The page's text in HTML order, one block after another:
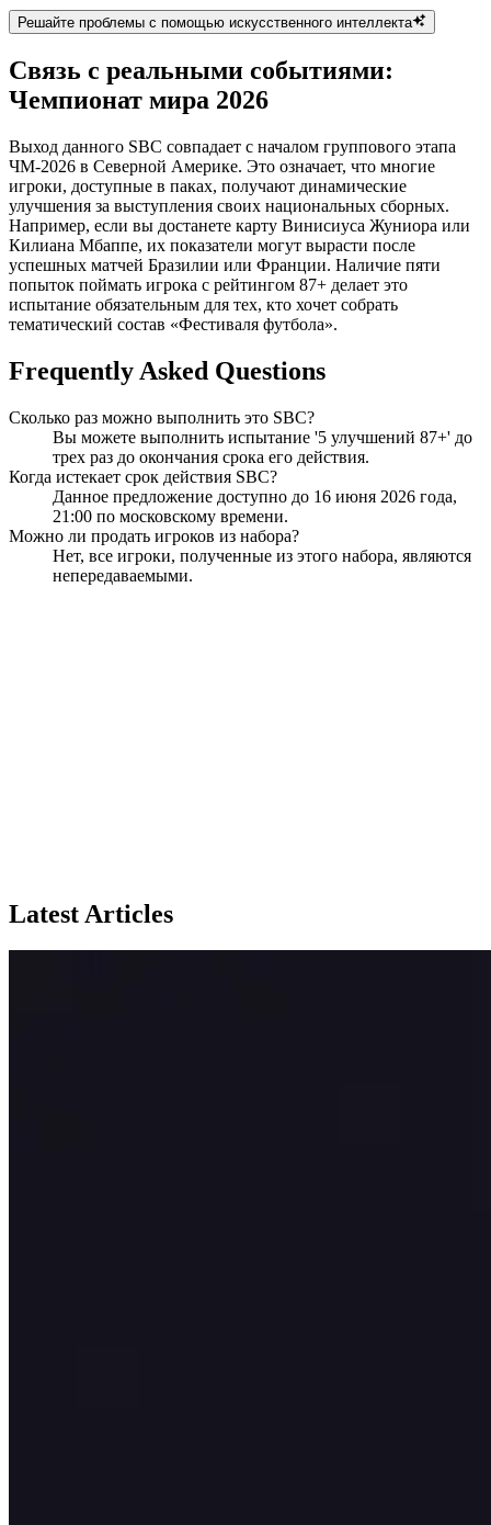
Решайте проблемы с помощью искусственного интеллекта
Связь с реальными событиями:
Чемпионат мира 2026
Выход данного SBC совпадает с началом группового этапа
ЧМ-2026 в Северной Америке. Это означает, что многие
игроки, доступные в паках, получают динамические
улучшения за выступления своих национальных сборных.
Например, если вы достанете карту Винисиуса Жуниора или
Килиана Мбаппе, их показатели могут вырасти после
успешных матчей Бразилии или Франции. Наличие пяти
попыток поймать игрока с рейтингом 87+ делает это
испытание обязательным для тех, кто хочет собрать
тематический состав «Фестиваля футбола».
Frequently Asked Questions
Сколько раз можно выполнить это SBC?
Вы можете выполнить испытание '5 улучшений 87+' до
трех раз до окончания срока его действия.
Когда истекает срок действия SBC?
Данное предложение доступно до 16 июня 2026 года,
21:00 по московскому времени.
Можно ли продать игроков из набора?
Нет, все игроки, полученные из этого набора, являются
непередаваемыми.
Latest Articles